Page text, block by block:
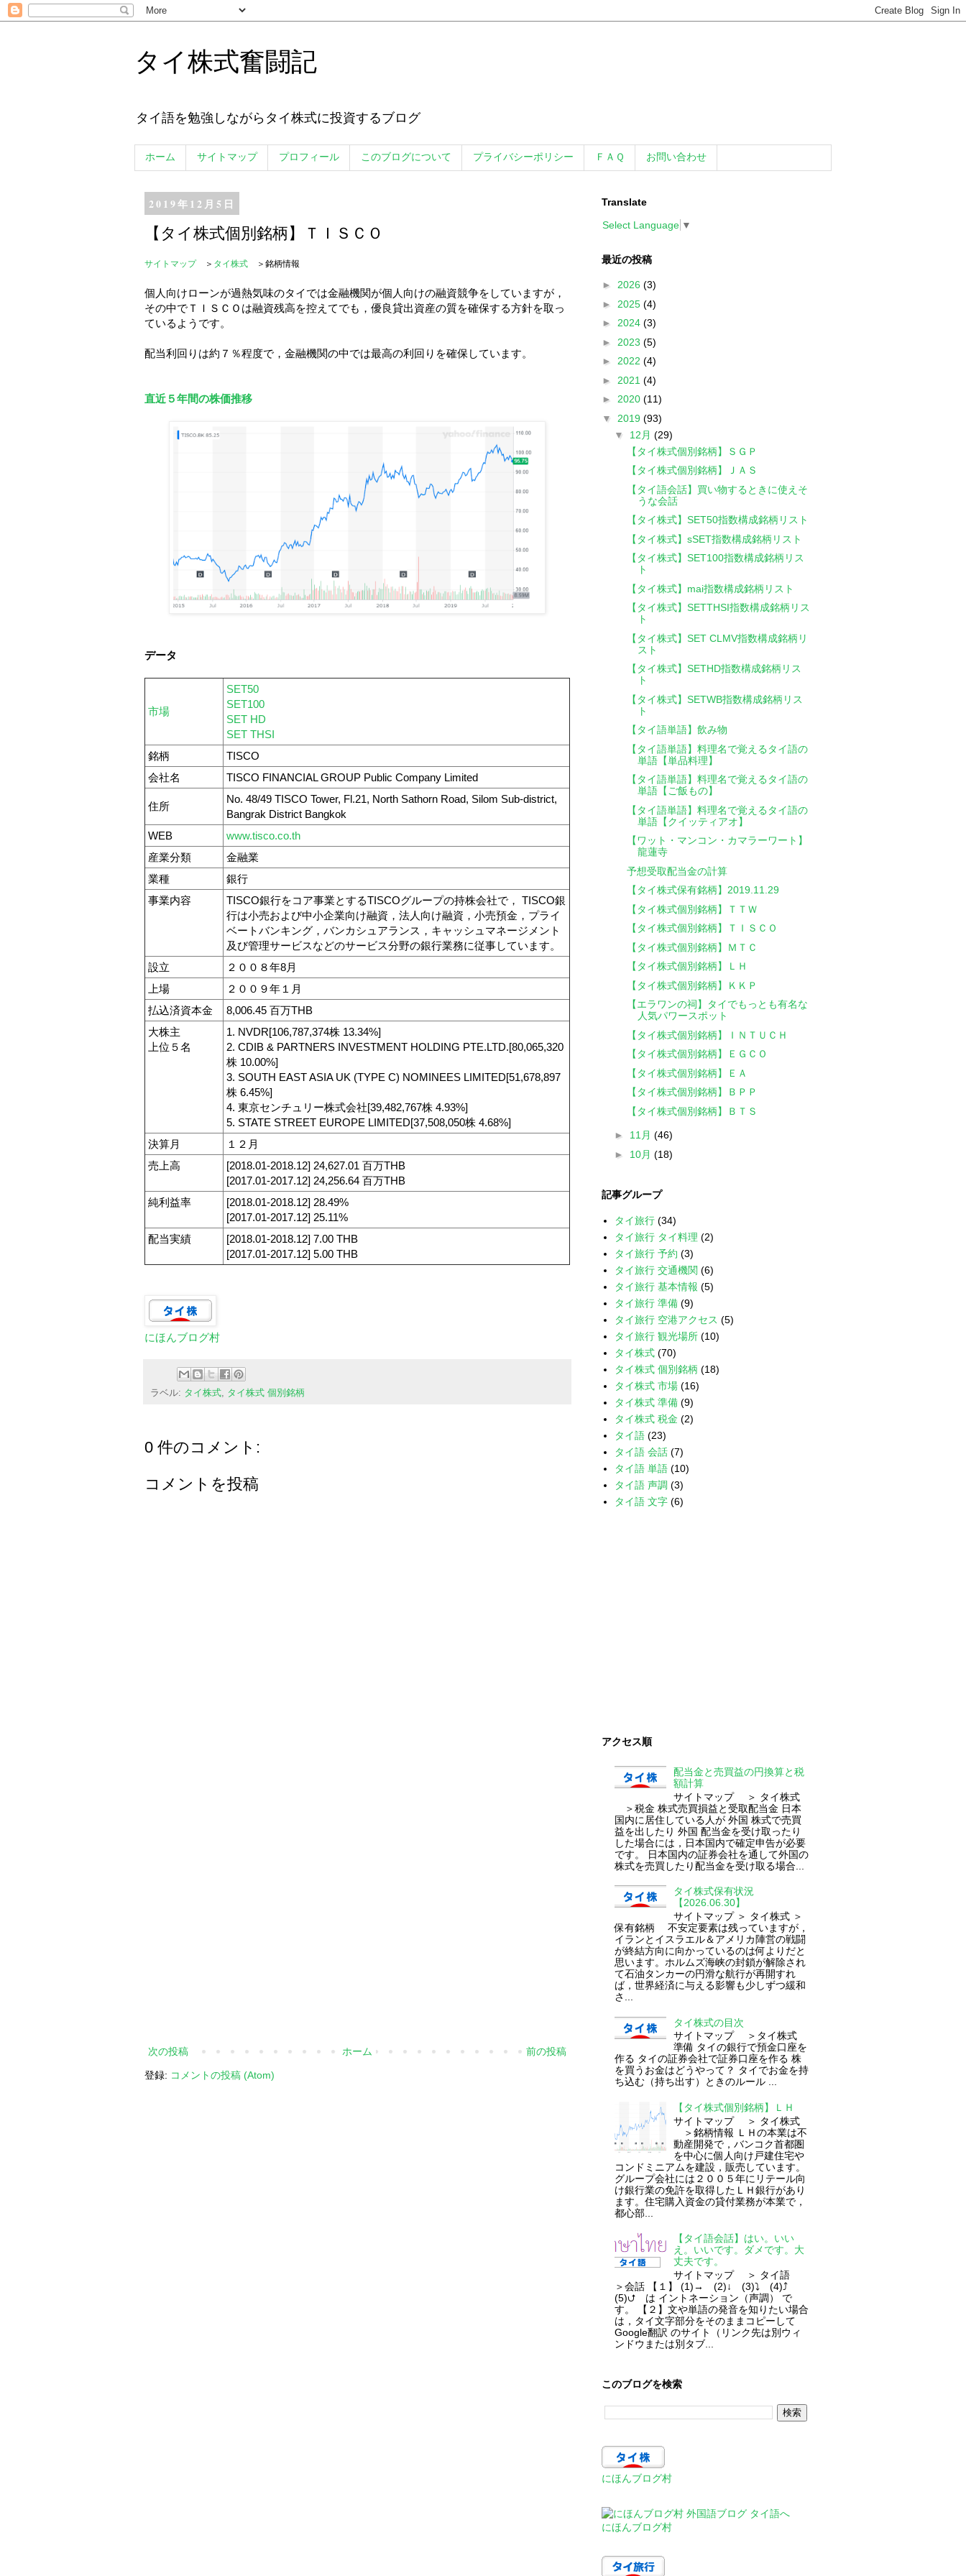
タイ株式奮闘記
タイ語を勉強しながらタイ株式に投資するブログ
ホーム サイトマップ プロフィール このブログについて プライバシーポリシー ＦＡＱ お問い合わせ
2019年12月5日
【タイ株式個別銘柄】ＴＩＳＣＯ
サイトマップ＞ タイ株式 ＞銘柄情報
個人向けローンが過熱気味のタイでは金融機関が個人向けの融資競争をしていますが，
その中でＴＩＳＣＯは融資残高を控えてでも，優良貸出資産の質を確保する方針を取っ
ているようです。
配当利回りは約７％程度で，金融機関の中では最高の利回りを確保しています。
直近５年間の株価推移
データ
市場
SET50
SET100
SET HD
SET THSI
銘柄
TISCO
会社名
TISCO FINANCIAL GROUP Public Company Limited
住所
No. 48/49 TISCO Tower, Fl.21, North Sathorn Road, Silom Sub-district,
Bangrak District Bangkok
WEB
www.tisco.co.th
産業分類
金融業
業種
銀行
事業内容
TISCO銀行をコア事業とするTISCOグループの持株会社で， TISCO銀
行は小売および中小企業向け融資，法人向け融資，小売預金，プライ
ベートバンキング，バンカシュアランス，キャッシュマネージメント
及び管理サービスなどのサービス分野の銀行業務に従事しています。
設立
２００８年8月
上場
２００９年１月
払込済資本金
8,006.45 百万THB
大株主
上位５名
1. NVDR[106,787,374株 13.34%]
2. CDIB & PARTNERS INVESTMENT HOLDING PTE.LTD.[80,065,320
株 10.00%]
3. SOUTH EAST ASIA UK (TYPE C) NOMINEES LIMITED[51,678,897
株 6.45%]
4. 東京センチュリー株式会社[39,482,767株 4.93%]
5. STATE STREET EUROPE LIMITED[37,508,050株 4.68%]
決算月
１２月
売上高
[2018.01-2018.12] 24,627.01 百万THB
[2017.01-2017.12] 24,256.64 百万THB
純利益率
[2018.01-2018.12] 28.49%
[2017.01-2017.12] 25.11%
配当実績
[2018.01-2018.12] 7.00 THB
[2017.01-2017.12] 5.00 THB
にほんブログ村
ラベル: タイ株式, タイ株式 個別銘柄
0 件のコメント:
コメントを投稿
次の投稿 前の投稿
ホーム
登録: コメントの投稿 (Atom)
Translate
Select Language ▼
最近の投稿
► 2026 (3)
► 2025 (4)
► 2024 (3)
► 2023 (5)
► 2022 (4)
► 2021 (4)
► 2020 (11)
▼ 2019 (93)
▼ 12月 (29)
【タイ株式個別銘柄】ＳＧＰ
【タイ株式個別銘柄】ＪＡＳ
【タイ語会話】買い物するときに使えそ
うな会話
【タイ株式】SET50指数構成銘柄リスト
【タイ株式】sSET指数構成銘柄リスト
【タイ株式】SET100指数構成銘柄リス
ト
【タイ株式】mai指数構成銘柄リスト
【タイ株式】SETTHSI指数構成銘柄リス
ト
【タイ株式】SET CLMV指数構成銘柄リ
スト
【タイ株式】SETHD指数構成銘柄リス
ト
【タイ株式】SETWB指数構成銘柄リス
ト
【タイ語単語】飲み物
【タイ語単語】料理名で覚えるタイ語の
単語【単品料理】
【タイ語単語】料理名で覚えるタイ語の
単語【ご飯もの】
【タイ語単語】料理名で覚えるタイ語の
単語【クイッティアオ】
【ワット・マンコン・カマラーワート】
龍蓮寺
予想受取配当金の計算
【タイ株式保有銘柄】2019.11.29
【タイ株式個別銘柄】ＴＴＷ
【タイ株式個別銘柄】ＴＩＳＣＯ
【タイ株式個別銘柄】ＭＴＣ
【タイ株式個別銘柄】ＬＨ
【タイ株式個別銘柄】ＫＫＰ
【エラワンの祠】タイでもっとも有名な
人気パワースポット
【タイ株式個別銘柄】ＩＮＴＵＣＨ
【タイ株式個別銘柄】ＥＧＣＯ
【タイ株式個別銘柄】ＥＡ
【タイ株式個別銘柄】ＢＰＰ
【タイ株式個別銘柄】ＢＴＳ
► 11月 (46)
► 10月 (18)
記事グループ
タイ旅行 (34)
タイ旅行 タイ料理 (2)
タイ旅行 予約 (3)
タイ旅行 交通機関 (6)
タイ旅行 基本情報 (5)
タイ旅行 準備 (9)
タイ旅行 空港アクセス (5)
タイ旅行 観光場所 (10)
タイ株式 (70)
タイ株式 個別銘柄 (18)
タイ株式 市場 (16)
タイ株式 準備 (9)
タイ株式 税金 (2)
タイ語 (23)
タイ語 会話 (7)
タイ語 単語 (10)
タイ語 声調 (3)
タイ語 文字 (6)
アクセス順
配当金と売買益の円換算と税
額計算
サイトマップ ＞ タイ株式
＞税金 株式売買損益と受取配当金 日本
国内に居住している人が 外国 株式で売買
益を出したり 外国 配当金を受け取ったり
した場合には，日本国内で確定申告が必要
です。 日本国内の証券会社を通して外国の
株式を売買したり配当金を受け取る場合...
タイ株式保有状況
【2026.06.30】
サイトマップ ＞ タイ株式 ＞
保有銘柄 不安定要素は残っていますが，
イランとイスラエル＆アメリカ陣営の戦闘
が終結方向に向かっているのは何よりだと
思います。ホルムズ海峡の封鎖が解除され
て石油タンカーの円滑な航行が再開すれ
ば，世界経済に与える影響も少しずつ緩和
さ...
タイ株式の目次
サイトマップ ＞タイ株式
準備 タイの銀行で預金口座を
作る タイの証券会社で証券口座を作る 株
を買うお金はどうやって？ タイでお金を持
ち込む（持ち出す）ときのルール ...
【タイ株式個別銘柄】ＬＨ
サイトマップ ＞ タイ株式
＞銘柄情報 ＬＨの本業は不
動産開発で，バンコク首都圏
を中心に個人向け戸建住宅や
コンドミニアムを建設，販売しています。
グループ会社には２００５年にリテール向
け銀行業の免許を取得したＬＨ銀行があり
ます。住宅購入資金の貸付業務が本業で，
都心部...
【タイ語会話】はい。いい
え。いいです。ダメです。大
丈夫です。
サイトマップ ＞ タイ語
＞会話 【１】 (1)→ (2)↓ (3)⤵ (4)⤴
(5)⮍ は イントネーション（声調） で
す。 【２】文や単語の発音を知りたい場合
は，タイ文字部分をそのままコピーして
Google翻訳 のサイト（リンク先は別ウィ
ンドウまたは別タブ...
このブログを検索
にほんブログ村
にほんブログ村